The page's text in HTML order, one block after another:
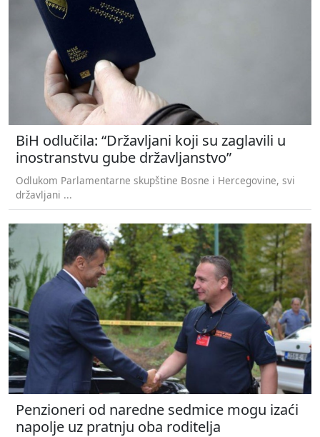
BiH odlučila: “Državljani koji su zaglavili u
inostranstvu gube državljanstvo”
Odlukom Parlamentarne skupštine Bosne i Hercegovine, svi
državljani ...
Penzioneri od naredne sedmice mogu izaći
napolje uz pratnju oba roditelja